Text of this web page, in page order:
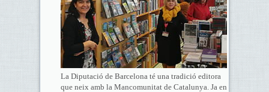
La Diputació de Barcelona té una tradició editora
que neix amb la Mancomunitat de Catalunya. Ja en